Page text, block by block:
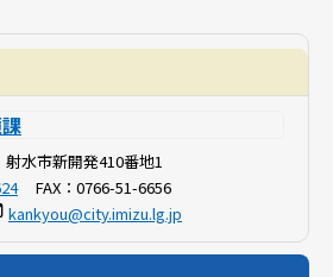
水市新開発410番地1
FAX： 0766-51-6656
kankyou@city.imizu.lg.jp